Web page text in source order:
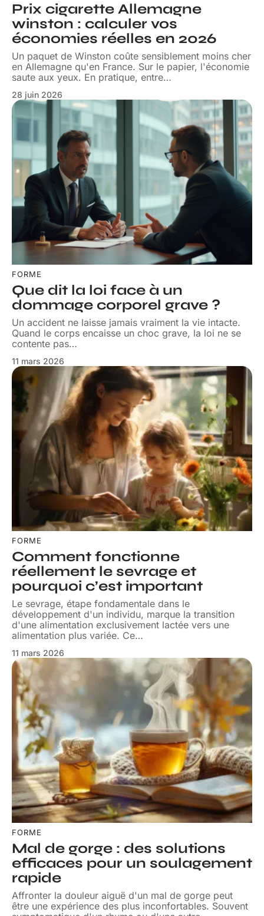
Prix cigarette Allemagne
winston : calculer vos
économies réelles en 2026
Un paquet de Winston coûte sensiblement moins cher
en Allemagne qu'en France. Sur le papier, l'économie
saute aux yeux. En pratique, entre…
28 juin 2026
FORME
Que dit la loi face à un
dommage corporel grave ?
Un accident ne laisse jamais vraiment la vie intacte.
Quand le corps encaisse un choc grave, la loi ne se
contente pas…
11 mars 2026
FORME
Comment fonctionne
réellement le sevrage et
pourquoi c’est important
Le sevrage, étape fondamentale dans le
développement d'un individu, marque la transition
d'une alimentation exclusivement lactée vers une
alimentation plus variée. Ce…
11 mars 2026
FORME
Mal de gorge : des solutions
efficaces pour un soulagement
rapide
Affronter la douleur aiguë d'un mal de gorge peut
être une expérience des plus inconfortables. Souvent